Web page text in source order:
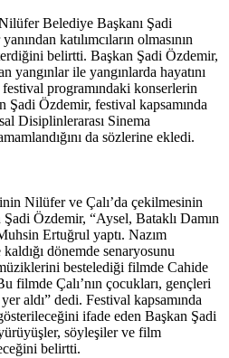
Belediye Başkanı Şadi
katılımcıların olmasının
belirtti. Başkan Şadi Özdemir,
yangınlar ile yangınlarda hayatını
programındaki konserlerin
Özdemir, festival kapsamında
Disiplinlerarası Sinema
da sözlerine ekledi.
Nilüfer ve Çalı’da çekilmesinin
Özdemir, “Aysel, Bataklı Damın
Ertuğrul yaptı. Nazım
dönemde senaryosunu
bestelediği filmde Cahide
filmde Çalı’nın çocukları, gençleri
aldı” dedi. Festival kapsamında
ifade eden Başkan Şadi
söyleşiler ve film
belirtti.